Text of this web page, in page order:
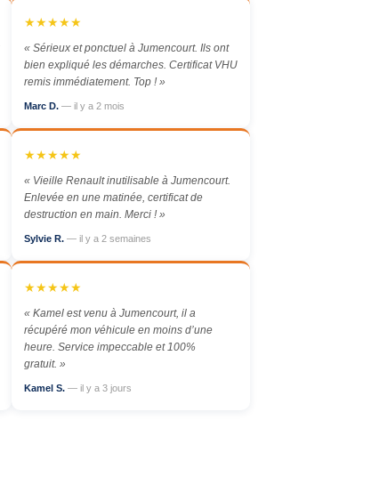
★★★★★
« Sérieux et ponctuel à Jumencourt. Ils ont
bien expliqué les démarches. Certificat VHU
remis immédiatement. Top ! »
Marc D. — il y a 2 mois
★★★★★
« Vieille Renault inutilisable à Jumencourt.
Enlevée en une matinée, certificat de
destruction en main. Merci ! »
Sylvie R. — il y a 2 semaines
★★★★★
« Kamel est venu à Jumencourt, il a
récupéré mon véhicule en moins d’une
heure. Service impeccable et 100%
gratuit. »
Kamel S. — il y a 3 jours